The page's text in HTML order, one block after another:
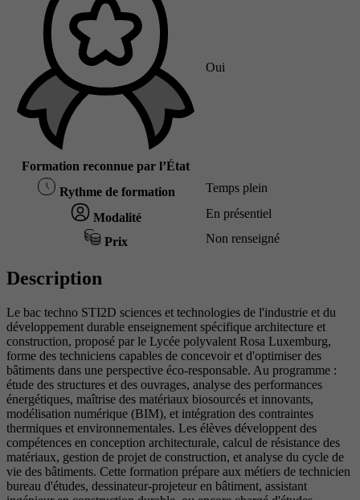
Formation reconnue par l’État
Oui
Rythme de formation Temps plein
Modalité En présentiel
Prix Non renseigné
Description
Le bac techno STI2D sciences et technologies de l'industrie et du
développement durable enseignement spécifique architecture et
construction, proposé par le Lycée polyvalent Rosa Luxemburg,
forme des techniciens capables de concevoir et d'optimiser des
bâtiments dans une perspective éco-responsable. Au programme :
étude des structures et des ouvrages, analyse des performances
énergétiques, maîtrise des matériaux biosourcés et innovants,
modélisation numérique (BIM), et intégration des contraintes
thermiques et environnementales. Les élèves développent des
compétences en conception architecturale, calcul de résistance des
matériaux, gestion de projet de construction, et analyse du cycle de
vie des bâtiments. Cette formation prépare aux métiers de technicien
bureau d'études, dessinateur-projeteur en bâtiment, assistant